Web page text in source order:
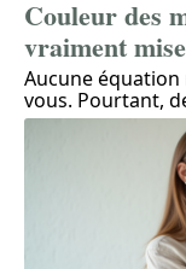
Couleur des
vraiment
Aucune équation
vous. Pourtant,